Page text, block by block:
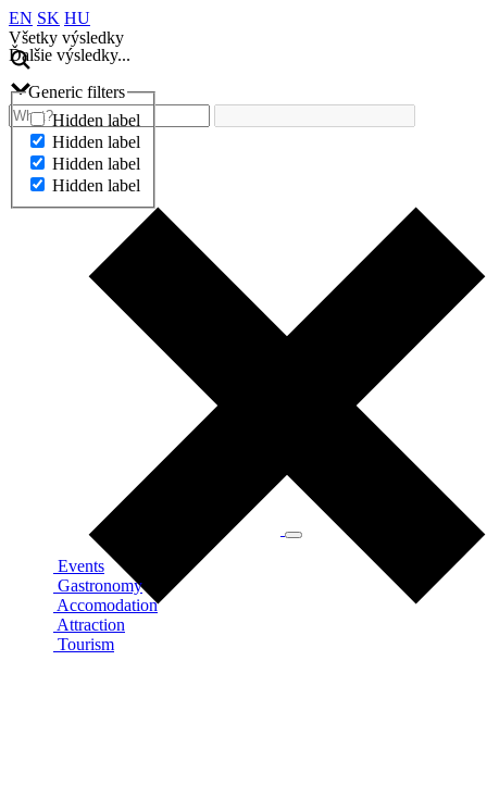
EN SK HU
Všetky výsledky
Ďalšie výsledky...
Generic filters
Hidden label
Hidden label
Hidden label
Hidden label
Ďalšie výsledky...
Events
Gastronomy
Accomodation
Attraction
Tourism